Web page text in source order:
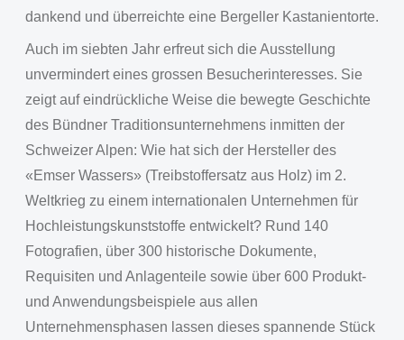
dankend und überreichte eine Bergeller Kastanientorte.
Auch im siebten Jahr erfreut sich die Ausstellung
unvermindert eines grossen Besucherinteresses. Sie
zeigt auf eindrückliche Weise die bewegte Geschichte
des Bündner Traditionsunternehmens inmitten der
Schweizer Alpen: Wie hat sich der Hersteller des
«Emser Wassers» (Treibstoffersatz aus Holz) im 2.
Weltkrieg zu einem internationalen Unternehmen für
Hochleistungskunststoffe entwickelt? Rund 140
Fotografien, über 300 historische Dokumente,
Requisiten und Anlagenteile sowie über 600 Produkt-
und Anwendungsbeispiele aus allen
Unternehmensphasen lassen dieses spannende Stück